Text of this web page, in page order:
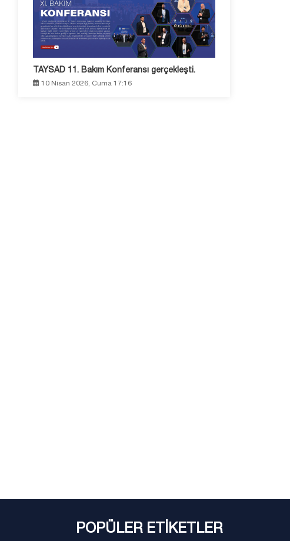
TAYSAD 11. Bakım Konferansı gerçekleşti.
10 Nisan 2026, Cuma 17:16
POPÜLER ETİKETLER